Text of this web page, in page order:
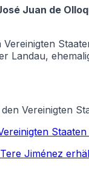
Juan de
Landau,
Vereinigten
Jiménez